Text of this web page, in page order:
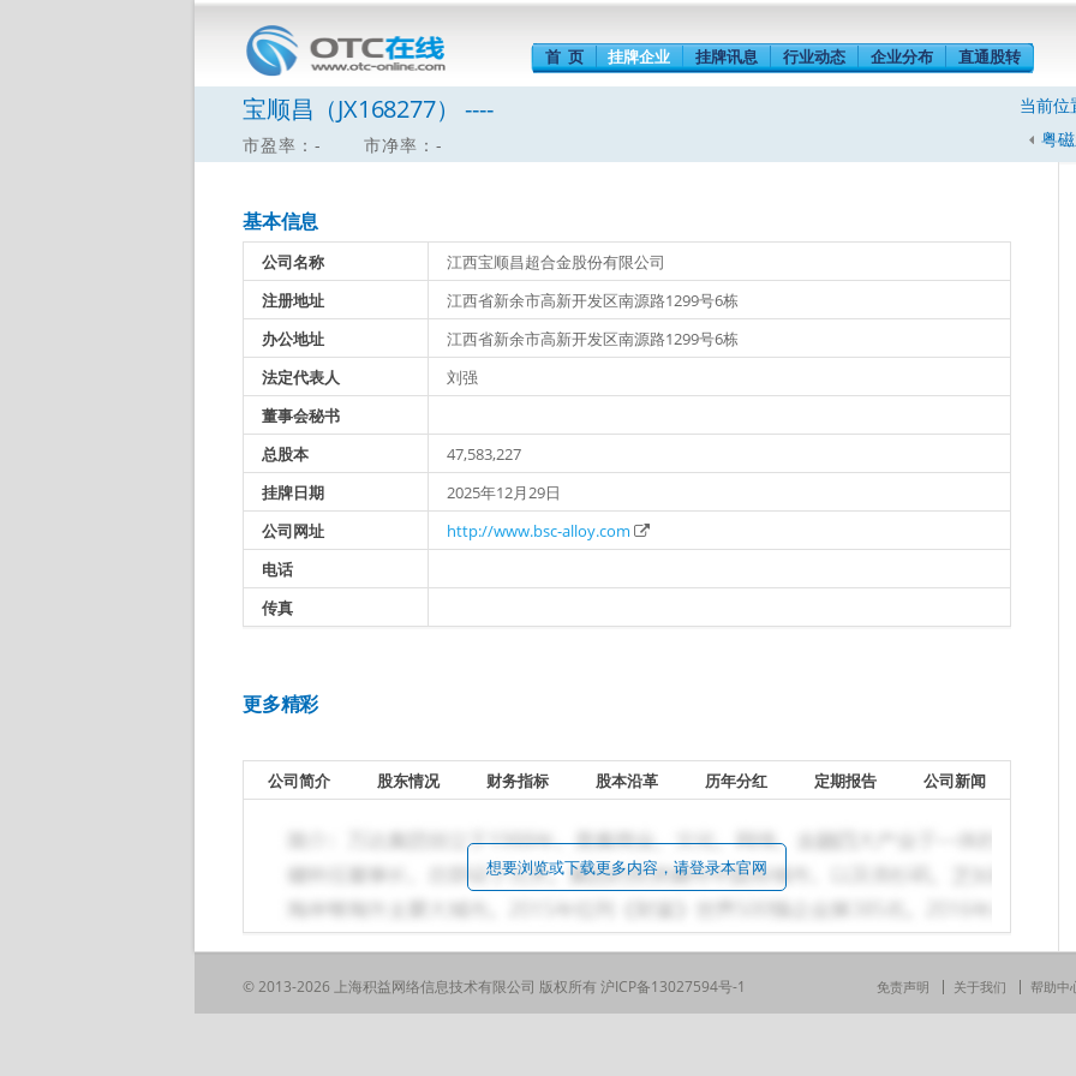
首 页 挂牌企业 挂牌讯息 行业动态 企业分布 直通股转
宝顺昌（JX168277） ----
市盈率：- 市净率：-
当前位
粤
基本信息
公司名称
江西宝顺昌超合金股份有限公司
注册地址
江西省新余市高新开发区南源路1299号6栋
办公地址
江西省新余市高新开发区南源路1299号6栋
法定代表人
刘强
董事会秘书
总股本
47,583,227
挂牌日期
2025年12月29日
公司网址
http://www.bsc-alloy.com
电话
传真
更多精彩
公司简介 股东情况 财务指标 股本沿革 历年分红 定期报告 公司新闻
想要浏览或下载更多内容，请登录本官网
© 2013-2026 上海积益网络信息技术有限公司 版权所有沪ICP备13027594号-1 免责声明 关于我们 帮助中